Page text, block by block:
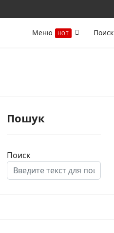
Меню HOT Поиск
Пошук
Поиск